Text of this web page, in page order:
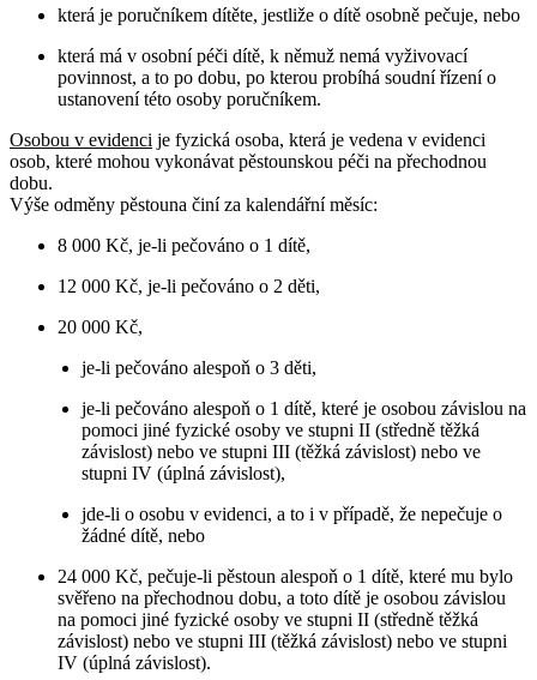
která je poručníkem dítěte, jestliže o dítě osobně pečuje, nebo
která má v osobní péči dítě, k němuž nemá vyživovací
povinnost, a to po dobu, po kterou probíhá soudní řízení o
ustanovení této osoby poručníkem.
Osobou v evidenci je fyzická osoba, která je vedena v evidenci
osob, které mohou vykonávat pěstounskou péči na přechodnou
dobu.
Výše odměny pěstouna činí za kalendářní měsíc:
8 000 Kč, je-li pečováno o 1 dítě,
12 000 Kč, je-li pečováno o 2 děti,
20 000 Kč,
je-li pečováno alespoň o 3 děti,
je-li pečováno alespoň o 1 dítě, které je osobou závislou na
pomoci jiné fyzické osoby ve stupni II (středně těžká
závislost) nebo ve stupni III (těžká závislost) nebo ve
stupni IV (úplná závislost),
jde-li o osobu v evidenci, a to i v případě, že nepečuje o
žádné dítě, nebo
24 000 Kč, pečuje-li pěstoun alespoň o 1 dítě, které mu bylo
svěřeno na přechodnou dobu, a toto dítě je osobou závislou
na pomoci jiné fyzické osoby ve stupni II (středně těžká
závislost) nebo ve stupni III (těžká závislost) nebo ve stupni
IV (úplná závislost).